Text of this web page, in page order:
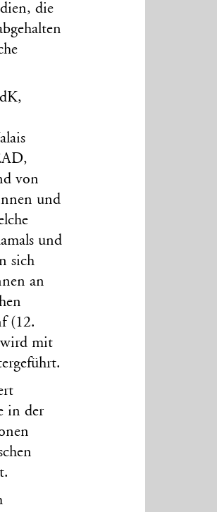
die
von
und
und
sich
an
(12.
wird mit
in der